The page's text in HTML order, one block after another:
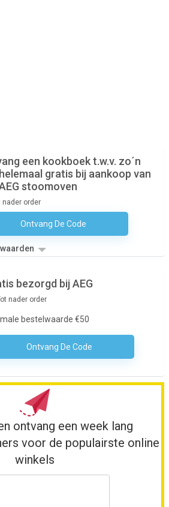
een kookboek t.w.v. zo´n
gratis bij aankoop van
stoomoven
nader order
Ontvang De CodeGeen Code Nodig
bezorgd bij AEG
nader order
bestelwaarde €50
Ontvang De CodeGeen Code Nodig
ontvang een week lang
voor de populairste online
winkels